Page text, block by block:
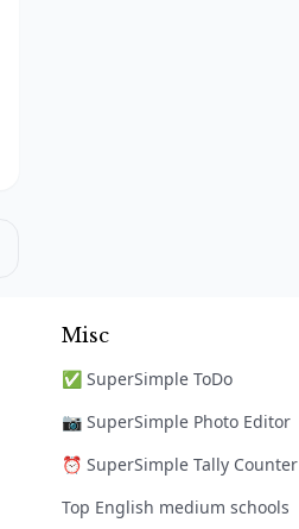
Misc
✅ SuperSimple ToDo
📷 SuperSimple Photo Editor
⏰ SuperSimple Tally Counter
Top English medium schools